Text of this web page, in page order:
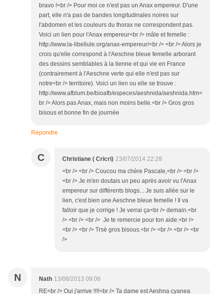
bravo !<br /> Pour moi ce n'est pas un Anax empereur. D'une
part, elle n'a pas de bandes longitudinales noires sur
l'abdomen et les couleurs du thorax ne correspondent pas.
Voici un lien pour l'Anax empereur<br /> mâle et femelle :
http://www.la-libellule.org/anax-empereur/<br /> <br /> Alors je
crois qu'elle correspond à l'Aeschne bleue femelle arborant
des dessins semblables à la tienne et qui vie en France
(contrairement à l'Aeschne verte qui elle n'est pas sur
notre<br /> territoire). Voici un lien ou elle se trouve :
http://www.afblum.be/bioafb/especes/aeshnida/aeshnida.htm<
br /> Alors pas Anax, mais non moins belle.<br /> Gros gros
bisous et bonne fin de journée
Répondre
C Christiane ( Cricri) 23/07/2014 22:28
<br /> <br /> Coucou ma chère Pascale,<br /> <br />
<br /> Je m'en doutais un peu après avoir vu l'Anax
empereur sur différents blogs... Je suis allée sur le
lien, c'est bien une Aeschne bleue femelle ! Il va
falloir que je corrige ! Je verrai ça<br /> demain.<br
/> <br /> <br /> Je te remercie pour ton aide.<br />
<br /> <br /> Trsè gros bisous.<br /> <br /> <br /> <br
/>
N Nath 13/08/2013 09:06
RE<br /> Oui j'arrive !!!!<br /> Ta dame est Aeshna cyanea